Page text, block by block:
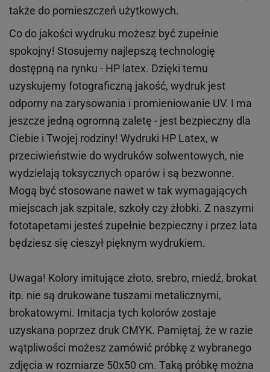
także do pomieszczeń użytkowych.
Co do jakości wydruku możesz być zupełnie
spokojny! Stosujemy najlepszą technologię
dostępną na rynku - HP latex. Dzięki temu
uzyskujemy fotograficzną jakość, wydruk jest
odporny na zarysowania i promieniowanie UV. I ma
jeszcze jedną ogromną zaletę - jest bezpieczny dla
Ciebie i Twojej rodziny! Wydruki HP Latex, w
przeciwieństwie do wydruków solwentowych, nie
wydzielają toksycznych oparów i są bezwonne.
Mogą być stosowane nawet w tak wymagających
miejscach jak szpitale, szkoły czy żłobki. Z naszymi
fototapetami jesteś zupełnie bezpieczny i przez lata
będziesz się cieszył pięknym wydrukiem.
Uwaga! Kolory imitujące złoto, srebro, miedź, brokat
itp. nie są drukowane tuszami metalicznymi,
brokatowymi. Imitacja tych kolorów zostaje
uzyskana poprzez druk CMYK. Pamiętaj, że w razie
wątpliwości możesz zamówić próbkę z wybranego
zdjęcia w rozmiarze 50x50 cm. Taką próbkę można